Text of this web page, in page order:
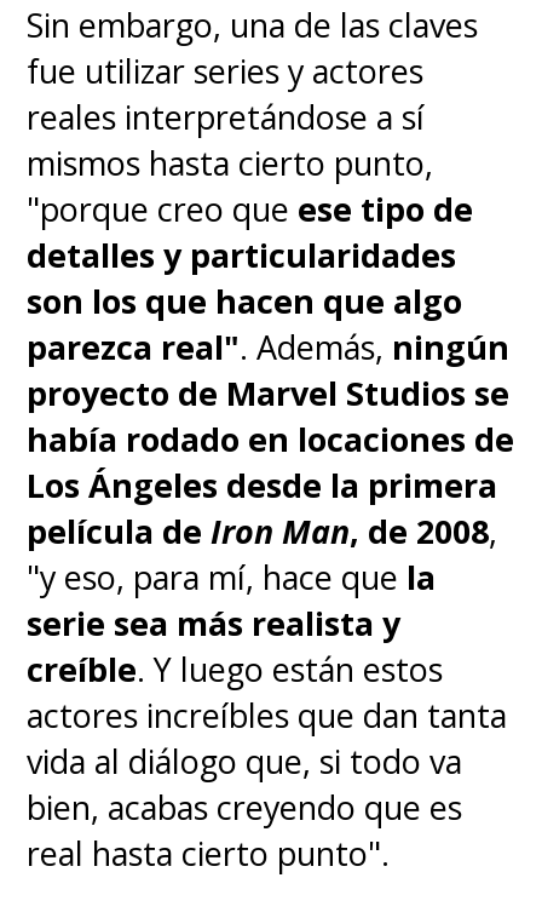
Sin embargo, una de las claves
fue utilizar series y actores
reales interpretándose a sí
mismos hasta cierto punto,
"porque creo que ese tipo de
detalles y particularidades
son los que hacen que algo
parezca real". Además, ningún
proyecto de Marvel Studios se
había rodado en locaciones de
Los Ángeles desde la primera
película deIron Man, de 2008,
"y eso, para mí, hace que la
serie sea más realista y
creíble. Y luego están estos
actores increíbles que dan tanta
vida al diálogo que, si todo va
bien, acabas creyendo que es
real hasta cierto punto".